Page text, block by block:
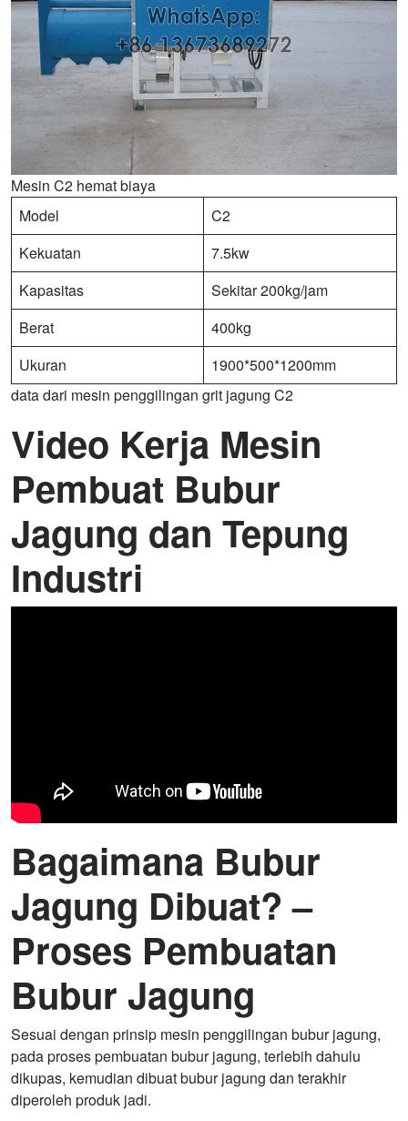
Mesin C2 hemat biaya
Model
C2
Kekuatan
7.5kw
Kapasitas
Sekitar 200kg/jam
Berat
400kg
Ukuran
1900*500*1200mm
data dari mesin penggilingan grit jagung C2
Video Kerja Mesin
Pembuat Bubur
Jagung dan Tepung
Industri
Bagaimana Bubur
Jagung Dibuat? –
Proses Pembuatan
Bubur Jagung
Sesuai dengan prinsip mesin penggilingan bubur jagung,
pada proses pembuatan bubur jagung, terlebih dahulu
dikupas, kemudian dibuat bubur jagung dan terakhir
diperoleh produk jadi.